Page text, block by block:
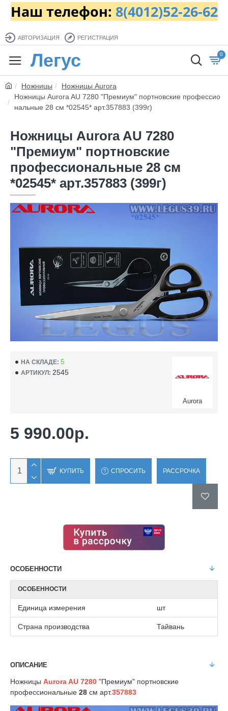
Наш телефон: 8(4012)52-26-62
АВТОРИЗАЦИЯ РЕГИСТРАЦИЯ
Легус 0
Ножницы
Ножницы Aurora
Ножницы Aurora AU 7280 "Премиум" портновские профессио
нальные 28 см *02545* арт.357883 (399г)
Ножницы Aurora AU 7280
"Премиум" портновские
профессиональные 28 см
*02545* арт.357883 (399г)
НА СКЛАДЕ: 5
АРТИКУЛ: 2545
Aurora
5 990.00р.
КУПИТЬ СПРОСИТЬ РАССРОЧКА
ОСОБЕННОСТИ
ОСОБЕННОСТИ
Единица измерения шт
Страна производства Тайвань
ОПИСАНИЕ
Ножницы Aurora AU 7280 "Премиум" портновские
профессиональные 28 см арт.357883